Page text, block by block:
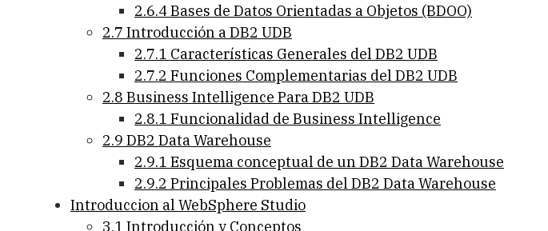
2.6.4 Bases de Datos Orientadas a Objetos (BDOO)
2.7 Introducción a DB2 UDB
2.7.1 Características Generales del DB2 UDB
2.7.2 Funciones Complementarias del DB2 UDB
2.8 Business Intelligence Para DB2 UDB
2.8.1 Funcionalidad de Business Intelligence
2.9 DB2 Data Warehouse
2.9.1 Esquema conceptual de un DB2 Data Warehouse
2.9.2 Principales Problemas del DB2 Data Warehouse
Introduccion al WebSphere Studio
3.1 Introducción y Conceptos